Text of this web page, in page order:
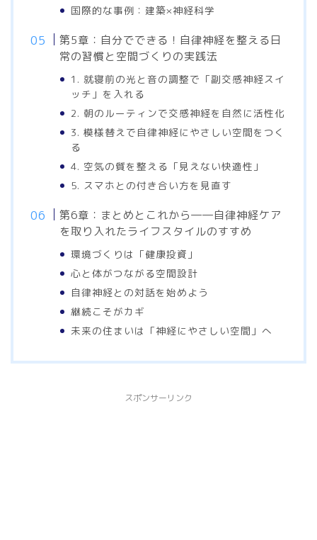
国際的な事例：建築×神経科学
第5章：自分でできる！自律神経を整える日
常の習慣と空間づくりの実践法
1. 就寝前の光と音の調整で「副交感神経スイ
ッチ」を入れる
2. 朝のルーティンで交感神経を自然に活性化
3. 模様替えで自律神経にやさしい空間をつく
る
4. 空気の質を整える「見えない快適性」
5. スマホとの付き合い方を見直す
第6章：まとめとこれから――自律神経ケア
を取り入れたライフスタイルのすすめ
環境づくりは「健康投資」
心と体がつながる空間設計
自律神経との対話を始めよう
継続こそがカギ
未来の住まいは「神経にやさしい空間」へ
スポンサーリンク